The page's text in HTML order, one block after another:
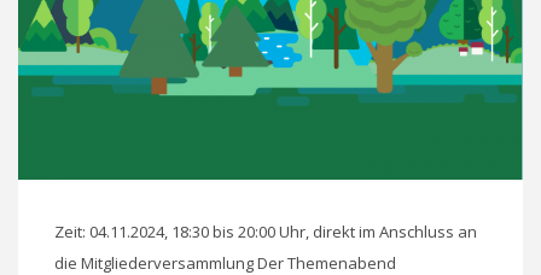
Zeit: 04.11.2024, 18:30 bis 20:00 Uhr, direkt im Anschluss an
die Mitgliederversammlung Der Themenabend